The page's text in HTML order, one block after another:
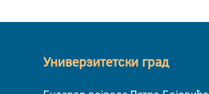
Универзитетски град